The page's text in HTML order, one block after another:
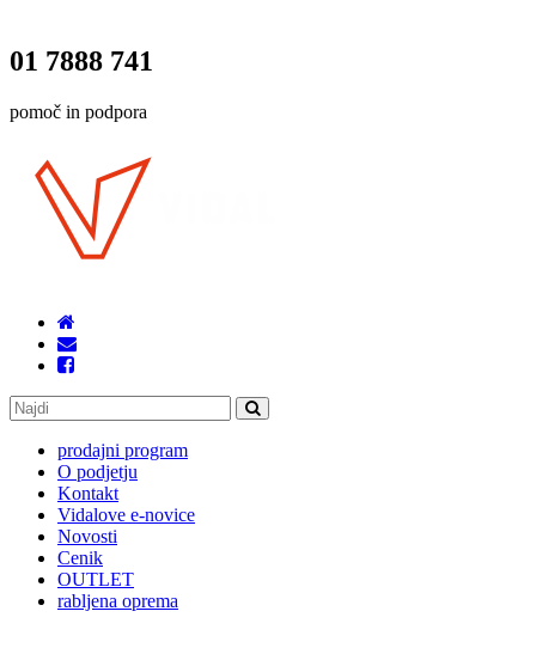
01 7888 741
pomoč in podpora
prodajni program
O podjetju
Kontakt
Vidalove e-novice
Novosti
Cenik
OUTLET
rabljena oprema